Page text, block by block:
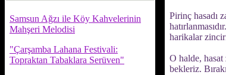
Samsun Ağzı ile Köy Kahvelerinin
Mahşeri Melodisi
"Çarşamba Lahana Festivali:
Topraktan Tabaklara Serüven"
Pirinç hasadı
harikalar
O halde,
bekleriz.